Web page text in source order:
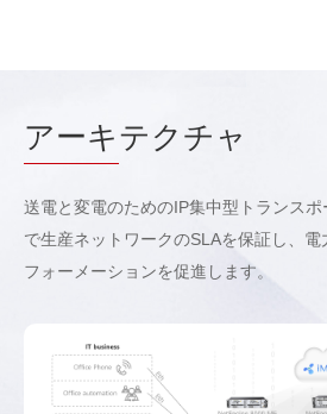
アーキテクチャ
送電と変電のためのIP集中型トランス
で生産ネットワークのSLAを保証し、
フォーメーションを促進します。